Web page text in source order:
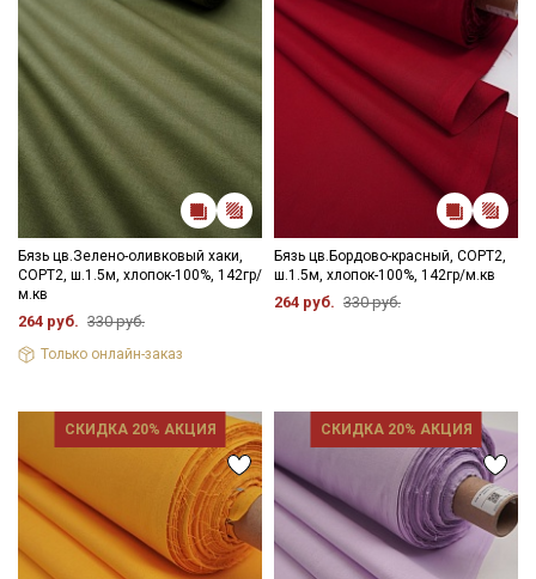
Бязь цв.Зелено-оливковый хаки,
СОРТ2, ш.1.5м, хлопок-100%, 142гр/
м.кв
264 руб. 330 руб.
Только онлайн-заказ
Бязь цв.Бордово-красный, СОРТ2,
ш.1.5м, хлопок-100%, 142гр/м.кв
264 руб. 330 руб.
СКИДКА 20% АКЦИЯ СКИДКА 20% АКЦИЯ
Подписаться
Ознакомлен(а) сПолитикой обработки персональных
данных
и даю Согласие на обработку персональных
данных
Даю
Согласие на получение рекламных и
информационных рассылок